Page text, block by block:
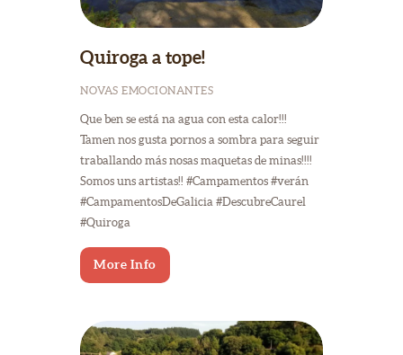
Quiroga a tope!
NOVAS EMOCIONANTES
Que ben se está na agua con esta calor!!!
Tamen nos gusta pornos a sombra para seguir
traballando más nosas maquetas de minas!!!!
Somos uns artistas!! #Campamentos #verán
#CampamentosDeGalicia #DescubreCaurel
#Quiroga
More Info